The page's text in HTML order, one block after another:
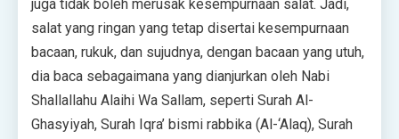
juga tidak boleh merusak kesempurnaan salat. Jadi,
salat yang ringan yang tetap disertai kesempurnaan
bacaan, rukuk, dan sujudnya, dengan bacaan yang utuh,
dia baca sebagaimana yang dianjurkan oleh Nabi
Shallallahu Alaihi Wa Sallam, seperti Surah Al-
Ghasyiyah, Surah Iqra’ bismi rabbika (Al-‘Alaq), Surah